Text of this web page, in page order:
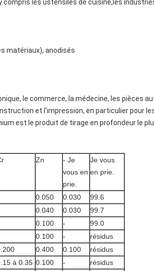
les ustensiles de cuisine,les
matériaux), anodisés
le commerce, la médecine, les pièces
et l'impression, en particulier pour
est le produit de tirage en profondeur le
Zn
- Je
vous en
prie.
Je vous
en prie.
0.050 0.030
99.6
0.040 0.030
99.7
0.100 -
99.0
0.100 -
résidus
0.400 0.100
résidus
à 0.35 0.100 -
résidus